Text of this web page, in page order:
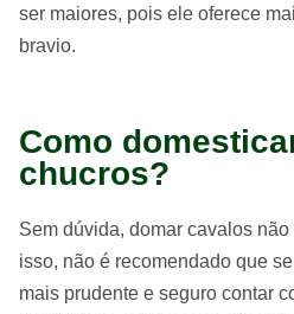
ser maiores, pois ele oferece
bravio.
Como
chucros?
Sem dúvida, domar cavalos
isso, não é recomendado que
mais prudente e seguro contar